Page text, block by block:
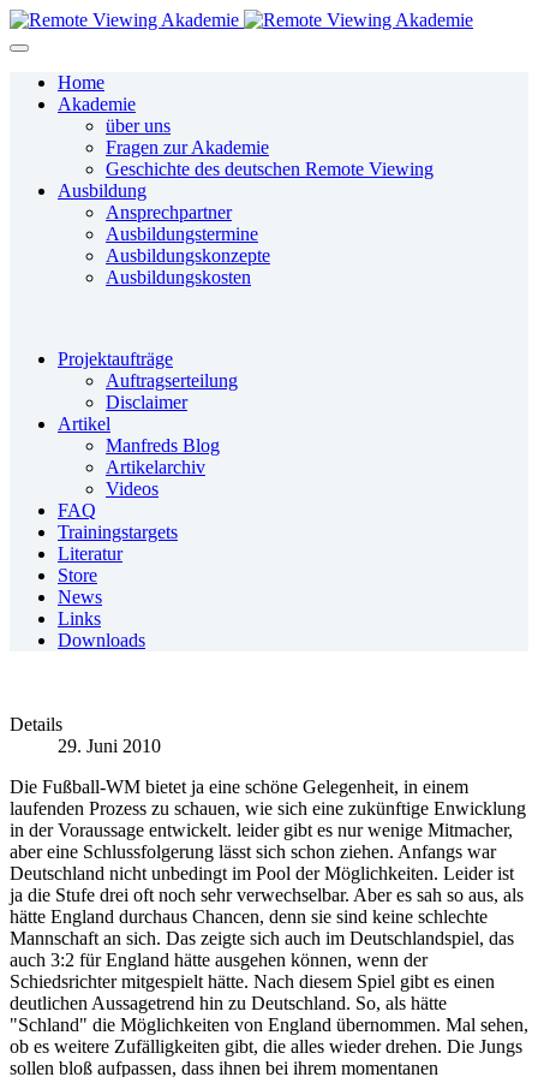
Home
Akademie
über uns
Fragen zur Akademie
Geschichte des deutschen Remote Viewing
Ausbildung
Ansprechpartner
Ausbildungstermine
Ausbildungskonzepte
Ausbildungskosten
Projektaufträge
Auftragserteilung
Disclaimer
Artikel
Manfreds Blog
Artikelarchiv
Videos
FAQ
Trainingstargets
Literatur
Store
News
Links
Downloads
Details
29. Juni 2010
Die Fußball-WM bietet ja eine schöne Gelegenheit, in einem
laufenden Prozess zu schauen, wie sich eine zukünftige Enwicklung
in der Voraussage entwickelt. leider gibt es nur wenige Mitmacher,
aber eine Schlussfolgerung lässt sich schon ziehen. Anfangs war
Deutschland nicht unbedingt im Pool der Möglichkeiten. Leider ist
ja die Stufe drei oft noch sehr verwechselbar. Aber es sah so aus, als
hätte England durchaus Chancen, denn sie sind keine schlechte
Mannschaft an sich. Das zeigte sich auch im Deutschlandspiel, das
auch 3:2 für England hätte ausgehen können, wenn der
Schiedsrichter mitgespielt hätte. Nach diesem Spiel gibt es einen
deutlichen Aussagetrend hin zu Deutschland. So, als hätte
"Schland" die Möglichkeiten von England übernommen. Mal sehen,
ob es weitere Zufälligkeiten gibt, die alles wieder drehen. Die Jungs
sollen bloß aufpassen, dass ihnen bei ihrem momentanen